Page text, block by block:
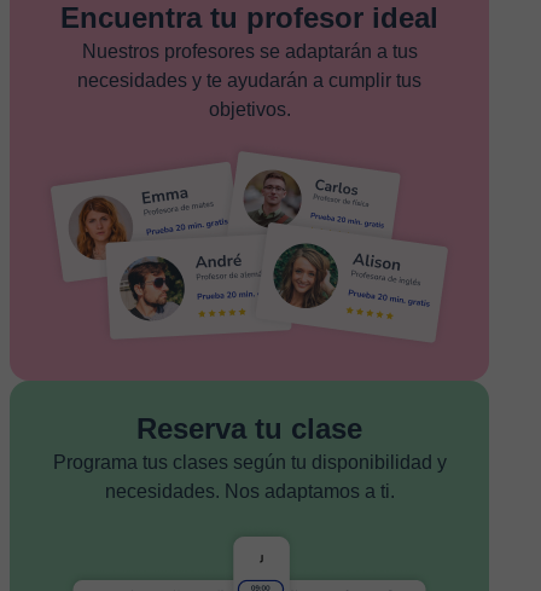
Encuentra tu profesor ideal
Nuestros profesores se adaptarán a tus
necesidades y te ayudarán a cumplir tus
objetivos.
Reserva tu clase
Programa tus clases según tu disponibilidad y
necesidades. Nos adaptamos a ti.